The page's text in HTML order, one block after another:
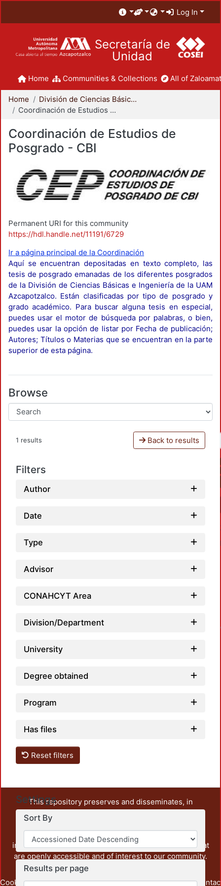
Log In
Secretaría de
Unidad
Home Communities & Collections All of
Home
División de Ciencias Básicas e Ingeniería
Coordinación de Estudios de Posgrado - CBI
Coordinación de Estudios de
Posgrado - CBI
Permanent URI for this community
https://hdl.handle.net/11191/6729
Ir a página principal de la Coordinación
Aquí se encuentran depositadas en texto completo, las
tesis de posgrado emanadas de los diferentes posgrados
de la División de Ciencias Básicas e Ingeniería de la UAM
Azcapotzalco. Están clasificadas por tipo de posgrado y
grado académico. Para buscar alguna tesis en especial,
puedes usar el motor de búsqueda por palabras, o bien,
puedes usar la opción de listar por Fecha de publicación;
Autores; Títulos o Materias que se encuentran en la parte
superior de esta página.
Browse
1 results Back to results
Filters
Author
Date
Type
Advisor
CONAHCYT Area
Division/Department
University
Degree obtained
Program
Has files
Reset filters
Settings
Sort By
Results per page
This repository preserves and disseminates, in
unrestricted open access, the teaching and research
output of UAM Azcapotzalco. It also includes some
administrative and graphic documents from the
institution, as well as content from other institutions that
are openly accessible and of interest to our community.
Cookie Privacy End User Send